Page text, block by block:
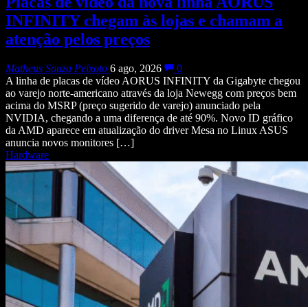
INFINITY chegam às lojas e chamam a
atenção pelos preços
Matheus Souza Peixoto 6 ago, 2026
0
A linha de placas de vídeo AORUS INFINITY da Gigabyte chegou
ao varejo norte-americano através da loja Newegg com preços bem
acima do MSRP (preço sugerido de varejo) anunciado pela
NVIDIA, chegando a uma diferença de até 90%. Novo ID gráfico
da AMD aparece em atualização do driver Mesa no Linux ASUS
anuncia novos monitores […]
Hardware